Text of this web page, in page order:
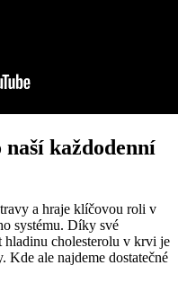
každodenní
a hraje klíčovou roli v
systému. Díky své
hladinu cholesterolu v krvi je
Kde ale najdeme dostatečné